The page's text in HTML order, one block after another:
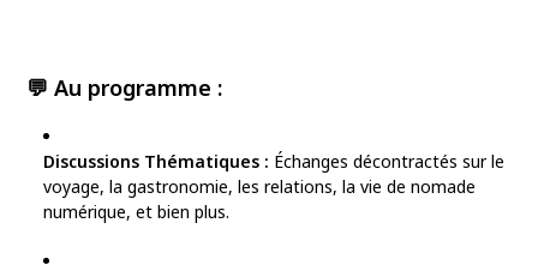
💬 Au programme :
Discussions Thématiques : Échanges décontractés sur le
voyage, la gastronomie, les relations, la vie de nomade
numérique, et bien plus.